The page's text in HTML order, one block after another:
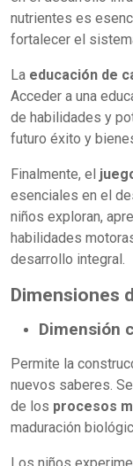
nutrientes es
fortalecer el
La educación de
Acceder a una
de habilidades y
futuro éxito y
Finalmente, el
esenciales en el
niños exploran,
habilidades
desarrollo integral.
Dimensiones
Dimensión
Permite la
nuevos saberes.
de los procesos
maduración